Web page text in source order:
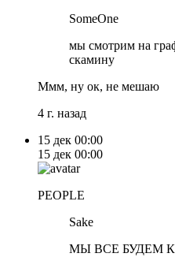
SomeOne
мы смотрим на
скамину
Ммм, ну ок, не мешаю
4 г. назад
15 дек 00:00
15 дек 00:00
PEOPLE
Sake
МЫ ВСЕ БУДЕМ К